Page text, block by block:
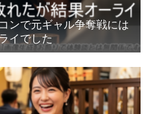
ンで元ギャル争奪戦には
イでした